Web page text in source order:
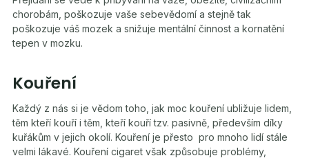
chorobám, poškozuje vaše sebevědomí a stejně tak
poškozuje váš mozek a snižuje mentální činnost a kornatění
tepen v mozku.
Kouření
Každý z nás si je vědom toho, jak moc kouření ubližuje lidem,
těm kteří kouří i těm, kteří kouří tzv. pasivně, především díky
kuřákům v jejich okolí. Kouření je přesto pro mnoho lidí stále
velmi lákavé. Kouření cigaret však způsobuje problémy,